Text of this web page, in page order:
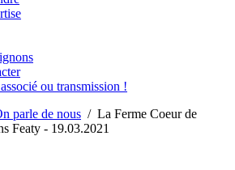
ou transmission !
parle de nous / La Ferme Coeur de
Featy - 19.03.2021